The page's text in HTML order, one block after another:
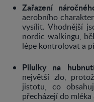
Zařazení
aerobního
vysílit. Vhodnější
nordic walkingu,
lépe kontrolovat a
Pilulky na
největší zlo,
jistotu, co
přecházejí do